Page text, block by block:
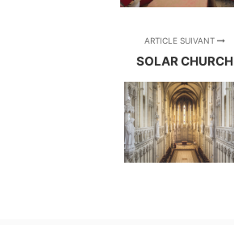
ARTICLE SUIVANT
SOLAR CHURCH